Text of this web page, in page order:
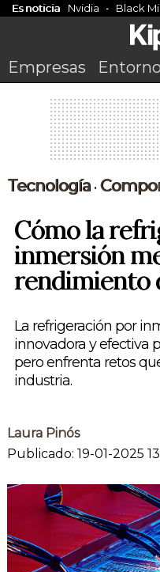
Es noticia Nvidia Black
Empresas Entorno
Tecnología•
Cómo la
inmersión
rendimiento
La refrigeración por
innovadora y efectiva
pero enfrenta retos
industria.
Laura Pinós
Publicado: 19-01-2025